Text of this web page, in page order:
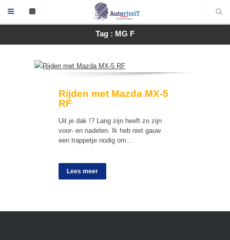
Tag : MG F
Rijden met Mazda MX-5
RF
Uit je dak !? Lang zijn heeft zo zijn
voor- en nadelen. Ik heb niet gauw
een trappetje nodig om…
Lees meer